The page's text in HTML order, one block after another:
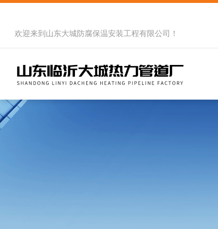
欢迎来到 山东大城防腐保温安装工程有限公司 ！